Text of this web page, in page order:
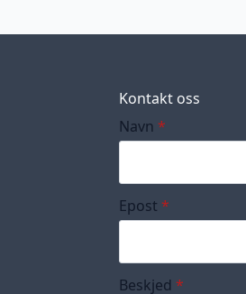
Kontakt oss
Navn *
Epost *
Beskjed *